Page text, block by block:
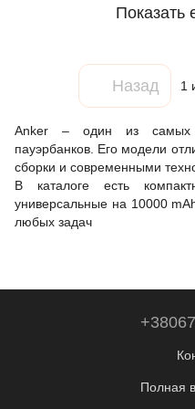
Показать
Назад 1
Anker – один из самых
пауэрбанков. Его модели
сборки и современными
В каталоге есть
универсальные на 10000
любых задач
Полная